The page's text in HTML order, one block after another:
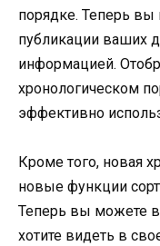
порядке. Теперь
публикации ваших
информацией.
хронологическом
эффективно
Кроме того, новая
новые функции
Теперь вы можете
хотите видеть в